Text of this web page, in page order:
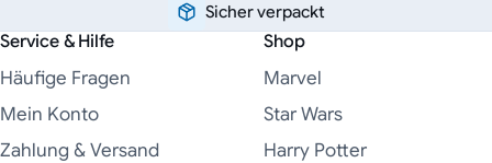
Sicher verpackt
Service & Hilfe
Häufige Fragen
Mein Konto
Zahlung & Versand
Shop
Marvel
Star Wars
Harry Potter